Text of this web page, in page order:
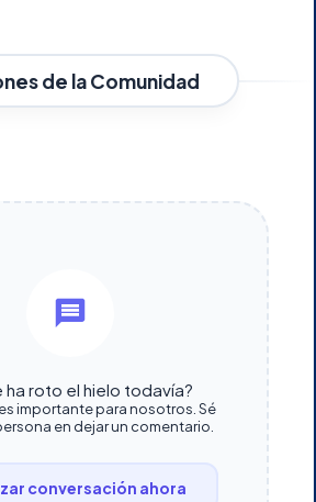
de la Comunidad
ha roto el hielo todavía?
importante para nosotros. Sé
en dejar un comentario.
conversación ahora